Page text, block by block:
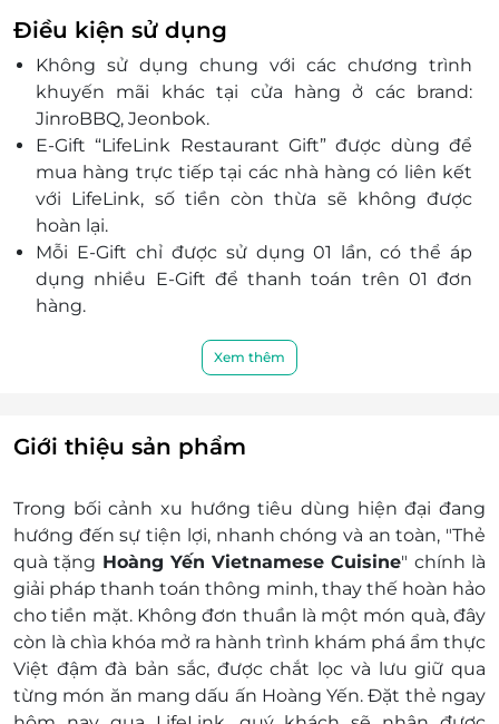
dân dã như cánh gà chiên nước mắm, thịt kho
nước dừa, canh cua rau đay, chả cá cơm cháy,…
đến các món sang trọng và tinh tế như tôm
càng kho tàu, cơm hấp lá sen, hải sâm cơm cháy,
miến cua tay cầm, chả cá Lã Vọng, chả mực Hạ
Long,…
Trong suốt hơn 30 năm hình thành và phát triển,
từ niềm đam mê ẩm thực dân tộc, hệ thống nhà
hàng Hoàng Yến Vietnamese Cuisine không
ngừng mở rộng và phát triển thêm nhiều chi
nhánh mới với mong muốn mong muốn mang
đến khách hàng những món ăn nồng nàn
hương vị truyền thống nhưng cũng rất riêng, rất
Điều kiện sử dụng
Không sử dụng chung với các chương trình
khuyến mãi khác tại cửa hàng ở các brand:
JinroBBQ, Jeonbok.
E-Gift “LifeLink Restaurant Gift” được dùng để
mua hàng trực tiếp tại các nhà hàng có liên kết
với LifeLink, số tiền còn thừa sẽ không được
hoàn lại.
Mỗi E-Gift chỉ được sử dụng 01 lần, có thể áp
dụng nhiều E-Gift để thanh toán trên 01 đơn
hàng.
Nếu trị giá đơn hàng lớn hơn trị giá E-Gift khách
mã thẻ quà tặng sau khi đặt mua. LifeLink sẽ
không chịu trách nhiệm hoàn trả các mã thẻ bị
do gì.
LifeLink không chịu trách nhiệm đối với chất
lượng của sản phẩm hoặc dịch vụ được cung
cấp cũng như đối với các tranh chấp về sau giữa
khách hàng và nhà cung cấp.
LifeLink có quyền sửa chữa hoặc thay đổi điều
khoản và điều kiện sử dụng mà không thông
báo trước.
Xem thêm
Giới thiệu sản phẩm
Trong bối cảnh xu hướng tiêu dùng hiện đại đang
hướng đến sựtiện lợi, nhanh chóng và an toàn, "Thẻ
quà tặng Hoàng Yến Vietnamese Cuisine" chính là
giải pháp thanh toán thông minh, thay thế hoàn hảo
cho tiền mặt. Không đơn thuần là một món quà, đây
còn là chìa khóa mở ra hành trình khám phá ẩm thực
Việt đậm đà bản sắc, được chắt lọc và lưu giữ qua
từng món ăn mang dấu ấn Hoàng Yến. Đặt thẻ ngay